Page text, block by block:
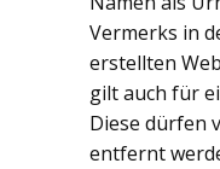
Vermerks in
erstellten
gilt auch für
Diese dürfen
entfernt